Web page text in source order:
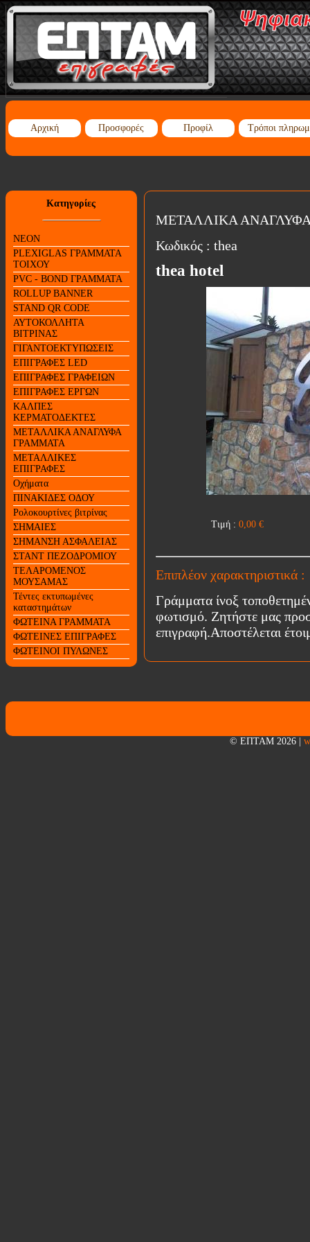
Αρχική Προσφορές Προφίλ Τρόποι
Κατηγορίες
NEON
PLEXIGLAS ΓΡΑΜΜΑΤΑ
ΤΟΙΧΟΥ
PVC - BOND ΓΡΑΜΜΑΤΑ
ROLLUP BANNER
STAND QR CODE
ΑΥΤΟΚΟΛΛΗΤΑ
ΒΙΤΡΙΝΑΣ
ΓΙΓΑΝΤΟΕΚΤΥΠΩΣΕΙΣ
ΕΠΙΓΡΑΦΕΣ LED
ΕΠΙΓΡΑΦΕΣ ΓΡΑΦΕΙΩΝ
ΕΠΙΓΡΑΦΕΣ ΕΡΓΩΝ
ΚΑΛΠΕΣ
ΚΕΡΜΑΤΟΔΕΚΤΕΣ
ΜΕΤΑΛΛΙΚΑ ΑΝΑΓΛΥΦΑ
ΓΡΑΜΜΑΤΑ
ΜΕΤΑΛΛΙΚΕΣ
ΕΠΙΓΡΑΦΕΣ
Οχήματα
ΠΙΝΑΚΙΔΕΣ ΟΔΟΥ
Ρολοκουρτίνες βιτρίνας
ΣΗΜΑΙΕΣ
ΣΗΜΑΝΣΗ ΑΣΦΑΛΕΙΑΣ
ΣΤΑΝΤ ΠΕΖΟΔΡΟΜΙΟΥ
ΤΕΛΑΡΟΜΕΝΟΣ
ΜΟΥΣΑΜΑΣ
Τέντες εκτυπωμένες
καταστημάτων
ΦΩΤΕΙΝΑ ΓΡΑΜΜΑΤΑ
ΦΩΤΕΙΝΕΣ ΕΠΙΓΡΑΦΕΣ
ΦΩΤΕΙΝΟΙ ΠΥΛΩΝΕΣ
ΜΕΤΑΛΛΙΚΑ
Κωδικός : thea
thea hotel
Τιμή : 0,00 €
Επιπλέον χαρακτηριστικά :
Γράμματα ίνοξ
φωτισμό. Ζητήστε μας
επιγραφή.Αποστέλεται
© ΕΠΤΑΜ 2026 |